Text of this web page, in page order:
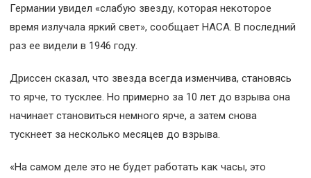
Германии увидел «слабую звезду, которая некоторое
время излучала яркий свет», сообщает НАСА. В последний
раз ее видели в 1946 году.
Дриссен сказал, что звезда всегда изменчива, становясь
то ярче, то тусклее. Но примерно за 10 лет до взрыва она
начинает становиться немного ярче, а затем снова
тускнеет за несколько месяцев до взрыва.
«На самом деле это не будет работать как часы, это